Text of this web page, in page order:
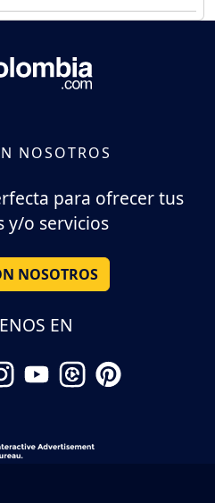
NOSOTROS
para ofrecer tus
y/o servicios
NOSOTROS
EN